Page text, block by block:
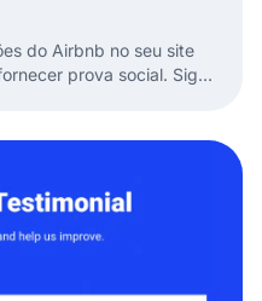
do Airbnb no seu site
prova social. Siga